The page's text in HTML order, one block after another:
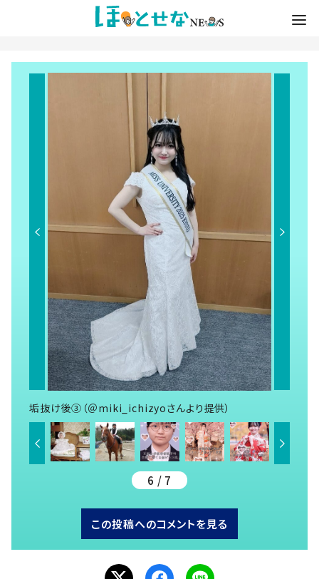
垢抜け後③（＠miki_ichizyoさんより提供）
6 / 7
この投稿へのコメントを見る